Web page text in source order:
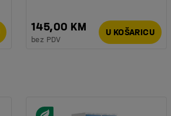
145,00 KM
bez PDV
U KOŠARICU